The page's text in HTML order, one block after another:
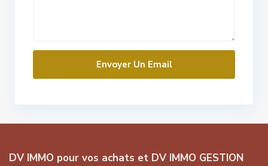
DV IMMO pour vos achats et DV IMMO GESTION